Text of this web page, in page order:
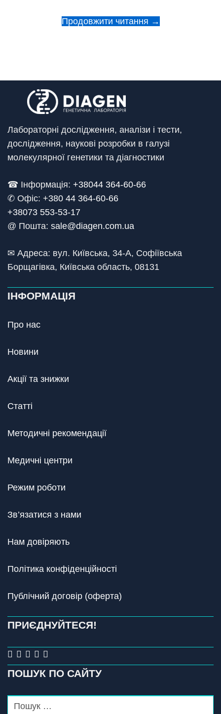
Продовжити читання →
Лабораторні дослідження, аналізи і тести,
дослідження, наукові розробки в галузі
молекулярної генетики та діагностики
☎ Інформація: +38044 364-60-66
✆ Офіс: +380 44 364-60-66
+38073 553-53-17
@ Пошта: sale@diagen.com.ua
✉ Адреса: вул. Київська, 34-А, Софіївська
Борщагівка, Київська область, 08131
ІНФОРМАЦІЯ
Про нас
Новини
Акції та знижки
Статті
Методичні рекомендації
Медичні центри
Режим роботи
Зв’язатися з нами
Нам довіряють
Політика конфіденційності
Публічний договір (оферта)
ПРИЄДНУЙТЕСЯ!
ПОШУК ПО САЙТУ